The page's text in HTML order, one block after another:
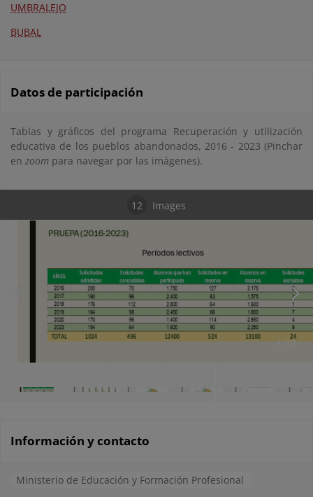
UMBRALEJO
BUBAL
Datos de participación
Tablas y gráficos del programa Recuperación y utilización
educativa de los pueblos abandonados, 2016 - 2023 (Pinchar
en zoom para navegar por las imágenes).
12 Images
1/12
Información y contacto
Ministerio de Educación y Formación Profesional